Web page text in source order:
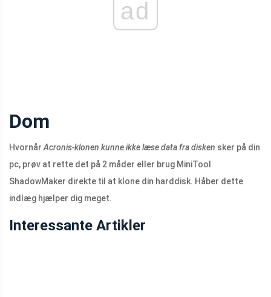
ad
Dom
Hvornår Acronis-klonen kunne ikke læse data fra disken sker på din
pc, prøv at rette det på 2 måder eller brug MiniTool
ShadowMaker direkte til at klone din harddisk. Håber dette
indlæg hjælper dig meget.
Interessante Artikler